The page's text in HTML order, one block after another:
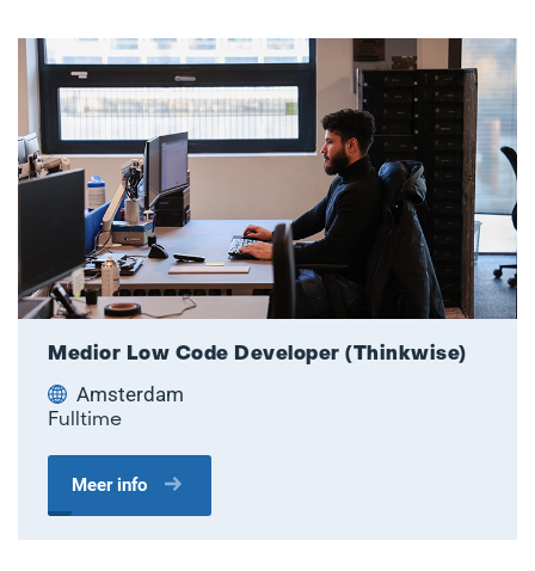
Medior Low Code Developer (Thinkwise)
Amsterdam
Fulltime
Meer info